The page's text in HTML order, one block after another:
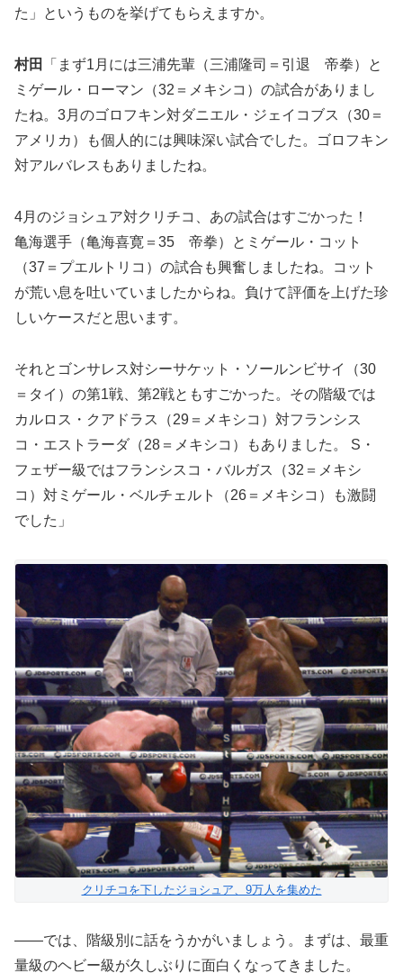
た」というものを挙げてもらえますか。
村田
「まず1月には三浦先輩（三浦隆司＝引退 帝拳）と
ミゲール・ローマン（32＝メキシコ）の試合がありまし
たね。3月のゴロフキン対ダニエル・ジェイコブス（30＝
アメリカ）も個人的には興味深い試合でした。ゴロフキン
対アルバレスもありましたね。
4月のジョシュア対クリチコ、あの試合はすごかった！
亀海選手（亀海喜寛＝35 帝拳）とミゲール・コット
（37＝プエルトリコ）の試合も興奮しましたね。コット
が荒い息を吐いていましたからね。負けて評価を上げた珍
しいケースだと思います。
それとゴンサレス対シーサケット・ソールンビサイ（30
＝タイ）の第1戦、第2戦ともすごかった。その階級では
カルロス・クアドラス（29＝メキシコ）対フランシス
コ・エストラーダ（28＝メキシコ）もありました。 S・
フェザー級ではフランシスコ・バルガス（32＝メキシ
コ）対ミゲール・ベルチェルト（26＝メキシコ）も激闘
でした」
クリチコを下したジョシュア、9万人を集めた
――では、階級別に話をうかがいましょう。まずは、最重
量級のヘビー級が久しぶりに面白くなってきました。